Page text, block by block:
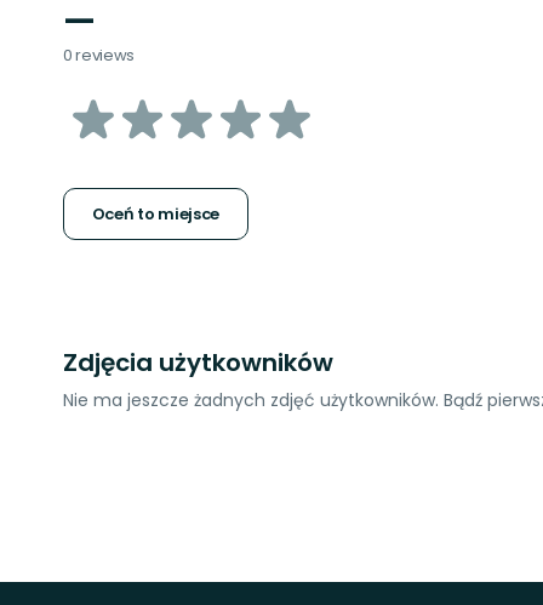
—
0 reviews
z
gwiazdek
Oceń to miejsce
Zdjęcia użytkowników
Nie ma jeszcze żadnych zdjęć użytkowników. Bądź